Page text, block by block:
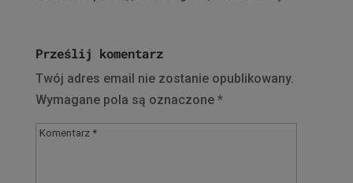
Prześlij komentarz
Twój adres email nie zostanie opublikowany.
Wymagane pola są oznaczone *